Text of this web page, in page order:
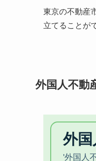
東京の不動産
立てることが
外国人不動